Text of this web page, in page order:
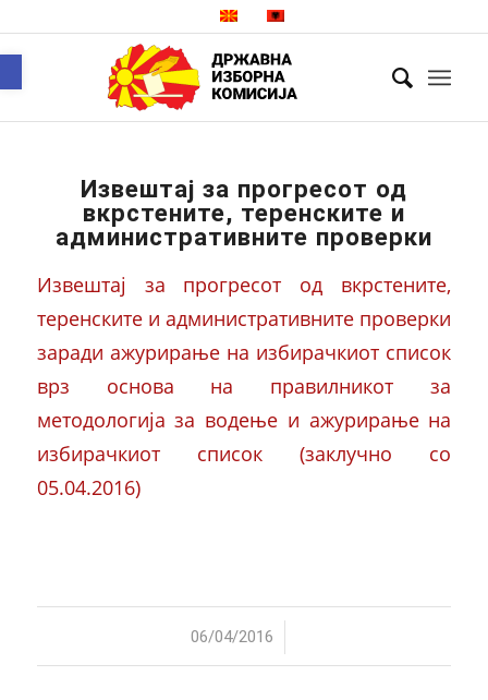
Извештај за прогресот од
вкрстените, теренските и
административните проверки
Извештај за прогресот од вкрстените,
теренските и административните проверки
заради ажурирање на избирачкиот список
врз основа на правилникот за
методологија за водење и ажурирање на
избирачкиот список (заклучно со
05.04.2016)
06/04/2016
/
Open toolbar